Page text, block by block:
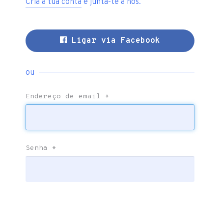
Ligar via Facebook
ou
Endereço de email *
Senha *